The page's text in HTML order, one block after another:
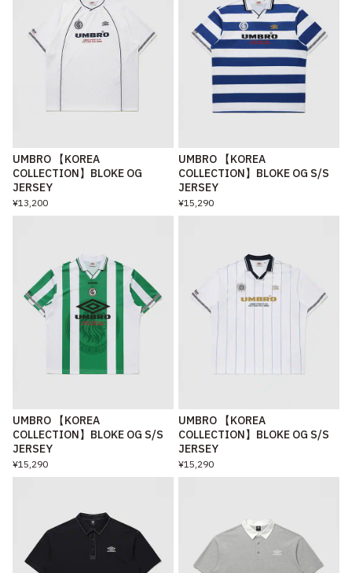
UMBRO 【KOREA
COLLECTION】BLOKE OG
JERSEY
¥13,200
UMBRO 【KOREA
COLLECTION】BLOKE OG S/S
JERSEY
¥15,290
UMBRO 【KOREA
COLLECTION】BLOKE OG S/S
JERSEY
¥15,290
UMBRO 【KOREA
COLLECTION】BLOKE OG S/S
JERSEY
¥15,290